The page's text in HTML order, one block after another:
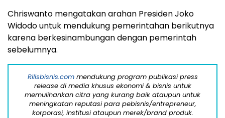
Chriswanto mengatakan arahan Presiden Joko
Widodo untuk mendukung pemerintahan berikutnya
karena berkesinambungan dengan pemerintah
sebelumnya.
Rilisbisnis.commendukung program publikasi press
release di media khusus ekonomi & bisnis untuk
memulihankan citra yang kurang baik ataupun untuk
meningkatan reputasi para pebisnis/entrepreneur,
korporasi, institusi ataupun merek/brand produk.